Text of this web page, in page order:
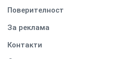
Поверителност
За реклама
Контакти